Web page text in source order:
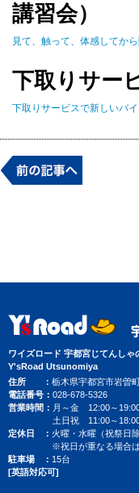
講習会）
見て、触って、体感してか
下取りサー
下取りサービスで新しいバ
ワイズロード 宇都宮じてんしゃ
Y'sRoad Utsunomiya
住所
栃木県宇都宮市岩曽
電話番号
028-678-5326
営業時間
月～金 12:00～
土日祝 11:00～
定休日
火曜・水曜（祝祭日除
※祝日が重なる場合
駐車場
15台
[英語対応可]